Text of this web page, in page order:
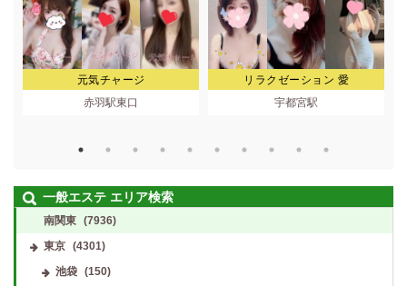
元気チャージ
赤羽駅東口
リラクゼーション 愛
宇都宮駅
一般エステ エリア検索
南関東 (7936)
東京 (4301)
池袋
(150)